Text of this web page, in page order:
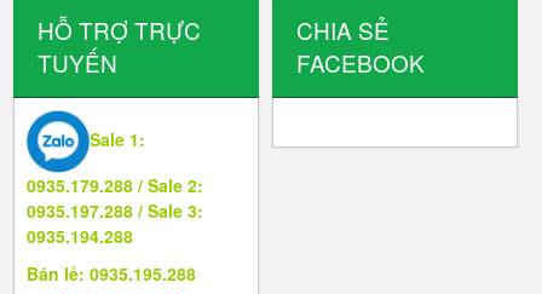
HỖ TRỢ TRỰC
TUYẾN
Sale 1:
0935.179.288 / Sale 2:
0935.197.288 / Sale 3:
0935.194.288
Bán lẻ: 0935.195.288
CHIA SẺ
FACEBOOK